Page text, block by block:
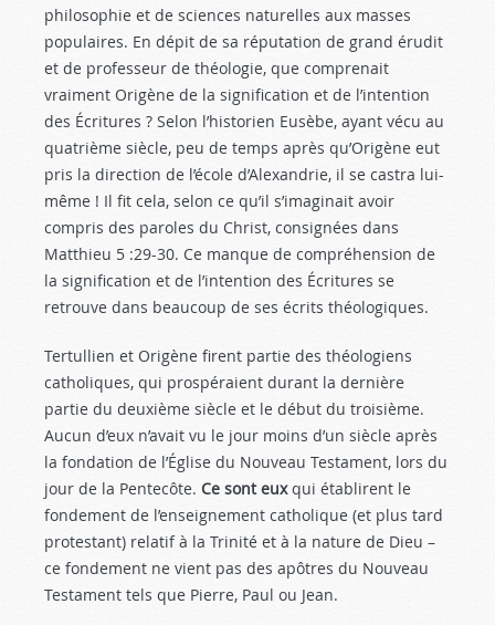
philosophie et de sciences naturelles aux masses
populaires. En dépit de sa réputation de grand érudit
et de professeur de théologie, que comprenait
vraiment Origène de la signification et de l’intention
des Écritures ? Selon l’historien Eusèbe, ayant vécu au
quatrième siècle, peu de temps après qu’Origène eut
pris la direction de l’école d’Alexandrie, il se castra lui-
même ! Il fit cela, selon ce qu’il s’imaginait avoir
compris des paroles du Christ, consignées dans
Matthieu 5 :29-30. Ce manque de compréhension de
la signification et de l’intention des Écritures se
retrouve dans beaucoup de ses écrits théologiques.
Tertullien et Origène firent partie des théologiens
catholiques, qui prospéraient durant la dernière
partie du deuxième siècle et le début du troisième.
Aucun d’eux n’avait vu le jour moins d’un siècle après
la fondation de l’Église du Nouveau Testament, lors du
jour de la Pentecôte. Ce sont euxqui établirent le
fondement de l’enseignement catholique (et plus tard
protestant) relatif à la Trinité et à la nature de Dieu –
ce fondement ne vient pas des apôtres du Nouveau
Testament tels que Pierre, Paul ou Jean.